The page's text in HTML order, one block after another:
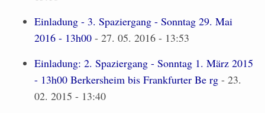
Einladung - 3. Spaziergang - Sonntag 29. Mai
2016 - 13h00 - 27. 05. 2016 - 13:53
Einladung: 2. Spaziergang - Sonntag 1. März 2015
- 13h00 Berkersheim bis Frankfurter Be rg - 23.
02. 2015 - 13:40